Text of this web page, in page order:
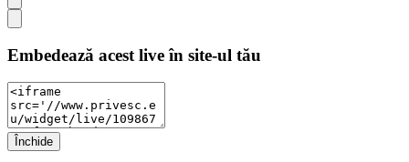
Embedează acest live în site-ul tău
Închide